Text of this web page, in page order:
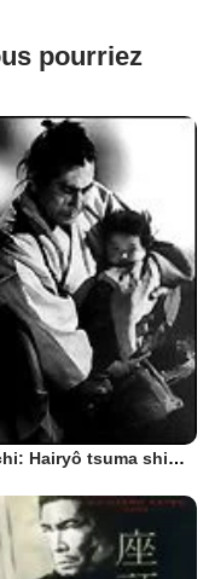
pourriez
Jôi-uchi: Hairyô tsuma shimatsu